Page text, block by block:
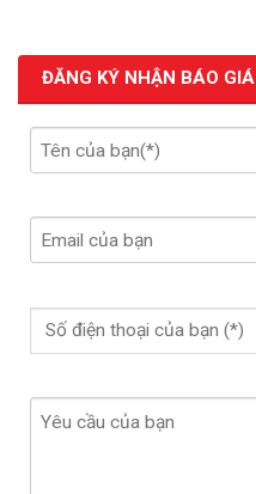
ĐĂNG KÝ NHẬN BÁO GIÁ